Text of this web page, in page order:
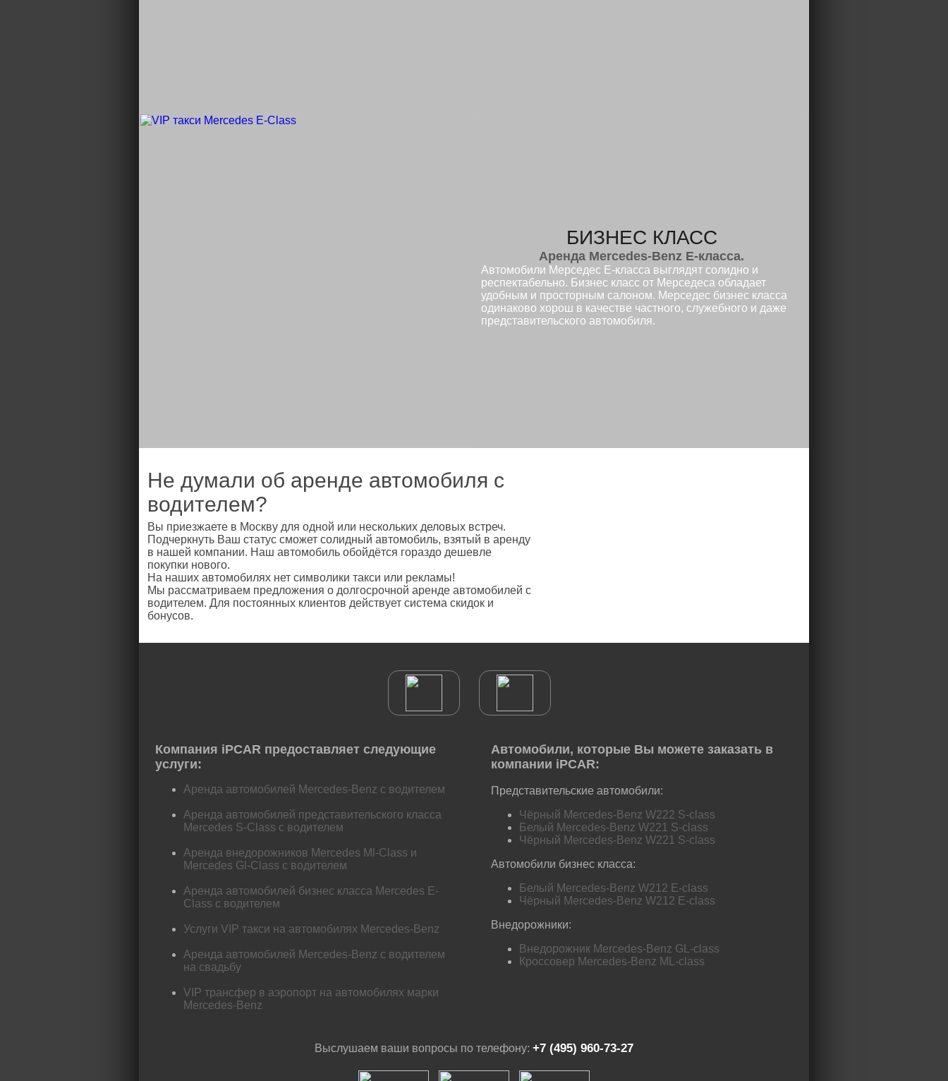
БИЗНЕС КЛАСС
Аренда Mercedes-Benz E-класса.
Автомобили Мерседес Е-класса выглядят солидно и
респектабельно. Бизнес класс от Мерседеса обладает
удобным и просторным салоном. Мерседес бизнес класса
одинаково хорош в качестве частного, служебного и даже
представительского автомобиля.
Не думали об аренде автомобиля с
водителем?
Вы приезжаете в Москву для одной или нескольких деловых встреч.
Подчеркнуть Ваш статус сможет солидный автомобиль, взятый в аренду
в нашей компании. Наш автомобиль обойдётся гораздо дешевле
покупки нового.
На наших автомобилях нет символики такси или рекламы!
Мы рассматриваем предложения о долгосрочной аренде автомобилей с
водителем. Для постоянных клиентов действует система скидок и
бонусов.
Компания iPCAR предоставляет следующие
услуги:
Аренда автомобилей Mercedes-Benz с водителем
Аренда автомобилей представительского класса
Mercedes S-Class с водителем
Аренда внедорожников Mercedes Ml-Class и
Mercedes Gl-Class с водителем
Аренда автомобилей бизнес класса Mercedes E-
Class с водителем
Услуги VIP такси на автомобилях Mercedes-Benz
Аренда автомобилей Mercedes-Benz с водителем
на свадьбу
VIP трансфер в аэропорт на автомобилях марки
Mercedes-Benz
Автомобили, которые Вы можете заказать в
компании iPCAR:
Представительские автомобили:
Чёрный Mercedes-Benz W222 S-class
Белый Mercedes-Benz W221 S-class
Чёрный Mercedes-Benz W221 S-class
Автомобили бизнес класса:
Белый Mercedes-Benz W212 E-class
Чёрный Mercedes-Benz W212 E-class
Внедорожники:
Внедорожник Mercedes-Benz GL-class
Кроссовер Mercedes-Benz ML-class
Выслушаем ваши вопросы по телефону: +7 (495) 960-73-27